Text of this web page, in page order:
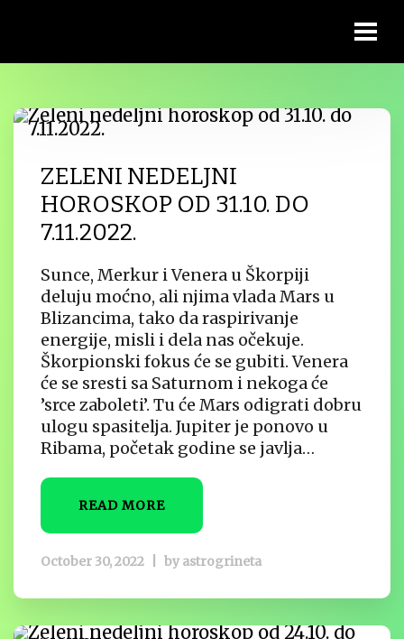
ZELENI NEDELJNI
HOROSKOP OD 31.10. DO
7.11.2022.
Sunce, Merkur i Venera u Škorpiji
deluju moćno, ali njima vlada Mars u
Blizancima, tako da raspirivanje
energije, misli i dela nas očekuje.
Škorpionski fokus će se gubiti. Venera
će se sresti sa Saturnom i nekoga će
’srce zaboleti’. Tu će Mars odigrati dobru
ulogu spasitelja. Jupiter je ponovo u
Ribama, početak godine se javlja…
READ MORE
October 30, 2022 by astrogrineta